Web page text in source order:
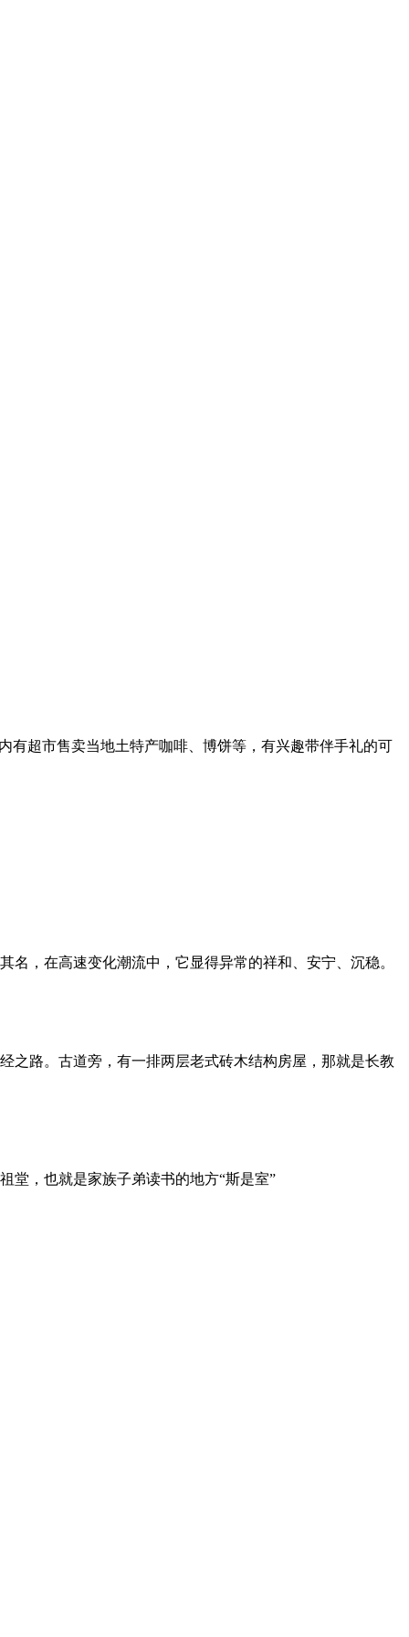
有超市售卖当地土特产咖啡、博饼等，有兴趣带伴手礼的可
，在高速变化潮流中，它显得异常的祥和、安宁、沉稳。
之路。古道旁，有一排两层老式砖木结构房屋，那就是长教
堂，也就是家族子弟读书的地方“斯是室”